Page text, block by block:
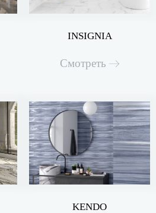
INSIGNIA
Смотреть
KENDO